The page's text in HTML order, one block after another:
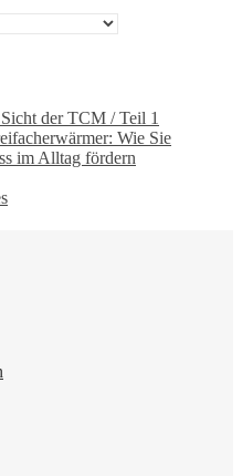
der TCM / Teil 1
Wie Sie
im Alltag fördern